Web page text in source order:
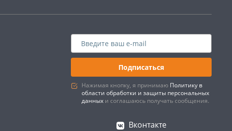
Подписаться
Нажимая кнопку, я принимаю Политику в
области обработки и защиты персональных
данных и соглашаюсь получать сообщения.
Вконтакте